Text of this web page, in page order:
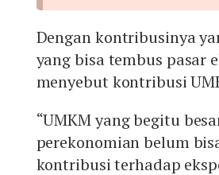
Dengan kontribusinya
yang bisa tembus pasar
menyebut kontribusi
“UMKM yang begitu
perekonomian belum
kontribusi terhadap